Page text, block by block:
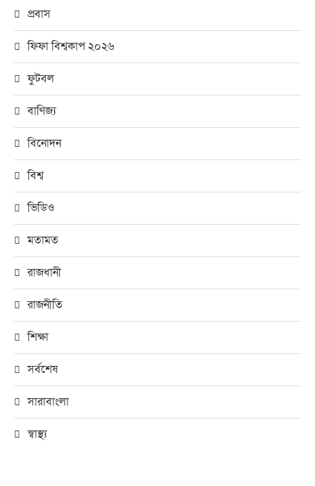
প্রবাস
ফিফা বিশ্বকাপ ২০২৬
ফুটবল
বাণিজ্য
বিনোদন
বিশ্ব
ভিডিও
মতামত
রাজধানী
রাজনীতি
শিক্ষা
সর্বশেষ
সারাবাংলা
স্বাস্থ্য